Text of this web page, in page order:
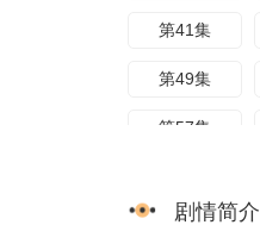
第41集
第49集
第57集
剧情简介